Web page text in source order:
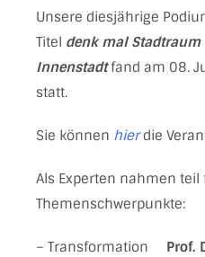
Unsere diesjährige
Titel denk mal Stadtraum
Innenstadtfand am 08.
statt.
Sie können hierdie
Als Experten nahmen teil
Themenschwerpunkte:
– Transformation Prof.